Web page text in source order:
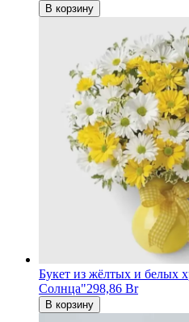
В корзину
Букет из жёлтых и белых
Солнца"298,86 Br
В корзину